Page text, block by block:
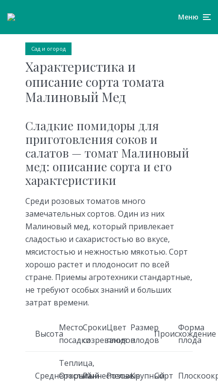
Меню
Сад и огород
Характеристика и
описание сорта томата
Малиновый Мед
Сладкие помидоры для
приготовления соков и
салатов — томат Малиновый
мед: описание сорта и его
характеристики
Среди розовых томатов много
замечательных сортов. Один из них
Малиновый мед, который привлекает
сладостью и сахаристостью во вкусе,
мясистостью и нежностью мякотью. Сорт
хорошо растет и плодоносит по всей
стране. Приемы агротехники стандартные,
не требуют особых знаний и больших
затрат времени.
Высота
Место
посадки
Сроки
созревания
Цвет
плодов
Размер
плодов
Происхождение
Форма
плода
Среднерослый
Теплица,
ОткрытыйРаннеспелые
РозовыеКрупныйСорт